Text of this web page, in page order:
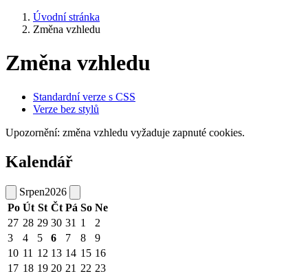
Úvodní stránka
Změna vzhledu
Změna vzhledu
Standardní verze s CSS
Verze bez stylů
Upozornění: změna vzhledu vyžaduje zapnuté cookies.
Kalendář
Srpen2026
Po Út St Čt Pá So Ne
27 28 29 30 31 1
2
3
4 5 6 7 8
9
10 11 12 13 14 15 16
17 18 19 20 21 22 23